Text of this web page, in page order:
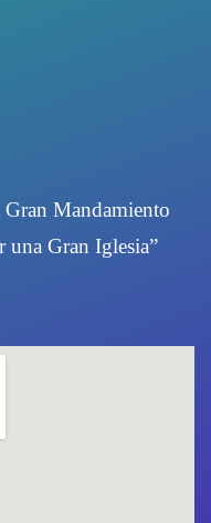
Mandamiento
una Gran Iglesia”